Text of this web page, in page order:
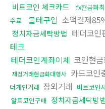
비트코인 체크카드 fx현금화
수료
블테구입 소액결제
정치자금세탁방법 테더코인
테크
테더코인계좌이체 코인현
재정거래현금화대행사 카드코인
더개인거래 장외거래 비트코인
알트코인구매 정치자금세탁방